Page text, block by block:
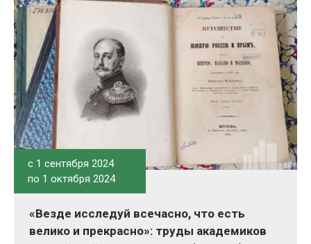
c 1 сентября 2024
по 1 октября 2024
«Везде исследуй всечасно, что есть
велико и прекрасно»: труды академиков